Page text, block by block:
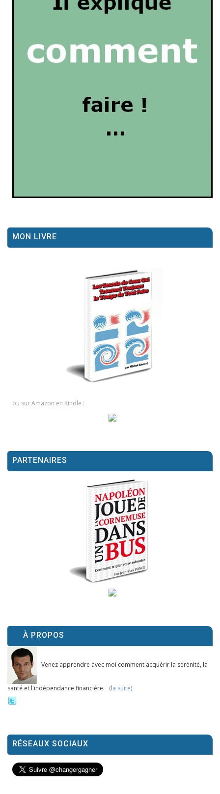
MON LIVRE
ou sur Amazon en Kindle :
PARTENAIRES
À PROPOS
Venez apprendre avec moi comment acquérir la sérénité, la
santé et l'indépendance financière. (la suite)
RÉSEAUX SOCIAUX